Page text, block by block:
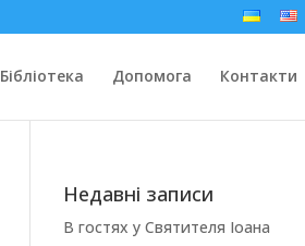
Бібліотека Допомога Контакти
Недавні записи
В гостях у Святителя Іоана